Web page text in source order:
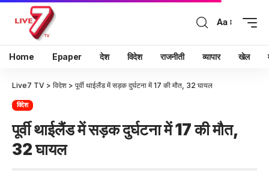
Aa
Home Epaper देश विदेश राजनीती व्यापार खेल
Live7 TV > विदेश > पूर्वी थाईलैंड में सड़क दुर्घटना में 17 की मौत, 32 घायल
विदेश
पूर्वी थाईलैंड में सड़क दुर्घटना में 17 की मौत,
32 घायल